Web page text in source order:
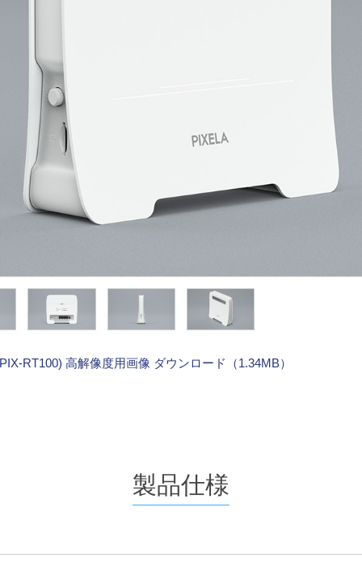
RT100) 高解像度用画像 ダウンロード（1.34MB）
製品仕様